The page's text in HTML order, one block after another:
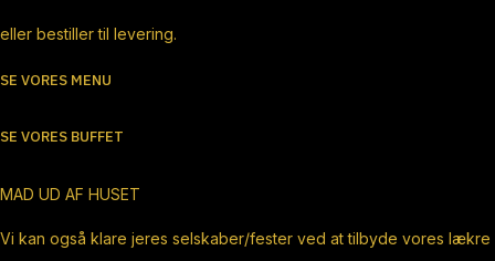
eller bestiller til levering.
SE VORES MENU
SE VORES BUFFET
MAD UD AF HUSET
Vi kan også klare jeres selskaber/fester ved at tilbyde vores lækre